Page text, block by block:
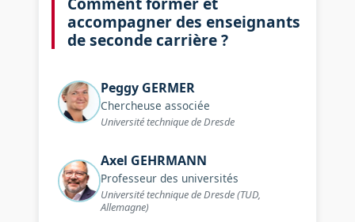
accompagner des enseignants
de seconde carrière ?
Peggy GERMER
Chercheuse associée
Université technique de Dresde
Axel GEHRMANN
Professeur des universités
Université technique de Dresde (TUD,
Allemagne)